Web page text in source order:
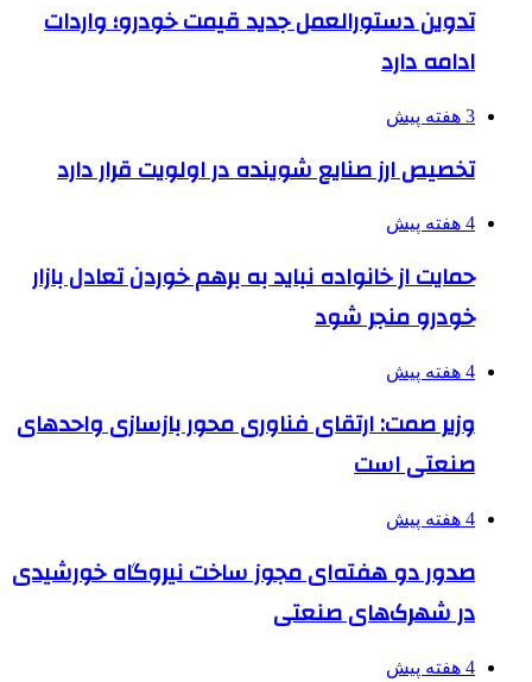
تدوین دستورالعمل جدید قیمت خودرو؛ واردات
ادامه دارد
3 هفته پیش
تخصیص ارز صنایع شوینده در اولویت قرار دارد
4 هفته پیش
حمایت از خانواده نباید به برهم خوردن تعادل بازار
خودرو منجر شود
4 هفته پیش
وزیر صمت: ارتقای فناوری محور بازسازی واحدهای
صنعتی است
4 هفته پیش
صدور دو هفته‌ای مجوز ساخت نیروگاه خورشیدی
در شهرک‌های صنعتی
4 هفته پیش